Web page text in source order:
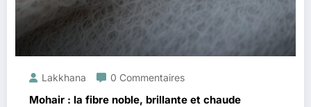
Lakkhana 0 Commentaires
Mohair : la fibre noble, brillante et chaude